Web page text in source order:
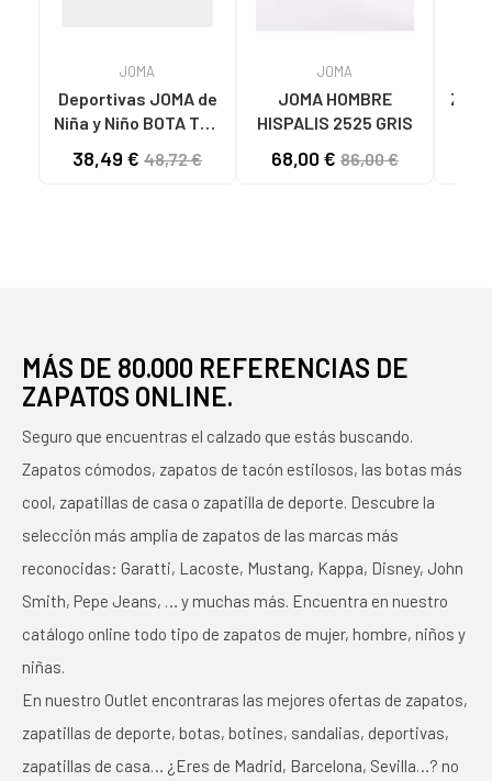
JOMA
Deportivas JOMA de
Niña y Niño BOTA TOP
COLORES
38,49 € 48,72 €
JOMA
JOMA HOMBRE
HISPALIS 2525 GRIS
68,00 € 86,00 €
MÁS DE 80.000 REFERENCIAS DE
ZAPATOS ONLINE.
Seguro que encuentras el calzado que estás buscando.
Zapatos cómodos, zapatos de tacón estilosos, las botas más
cool, zapatillas de casa o zapatilla de deporte. Descubre la
selección más amplia de zapatos de las marcas más
reconocidas: Garatti, Lacoste, Mustang, Kappa, Disney, John
Smith, Pepe Jeans, … y muchas más. Encuentra en nuestro
catálogo online todo tipo de zapatos de mujer, hombre, niños y
niñas.
En nuestro Outlet encontraras las mejores ofertas de zapatos,
zapatillas de deporte, botas, botines, sandalias, deportivas,
zapatillas de casa… ¿Eres de Madrid, Barcelona, Sevilla…? no